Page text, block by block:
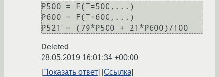
P500 = F(T=500,...)
P600 = F(T=600,...)
Deleted
28.05.2019 16:01:34 +00:00
Показать ответ
Ссылка